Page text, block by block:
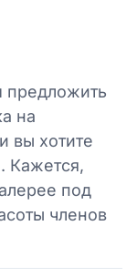
предложить
на
вы хотите
Кажется,
под
членов